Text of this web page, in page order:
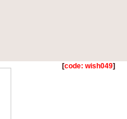
[code: wish049]